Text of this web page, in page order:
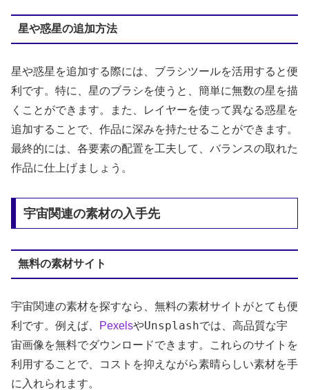
星や惑星の追加方法
星や惑星を追加する際には、ブラシツールを活用すると便
利です。特に、星のブラシを使うと、簡単に無数の星を描
くことができます。また、レイヤーを使って異なる惑星を
追加することで、作品に深みを持たせることができます。
最終的には、各要素の配置を工夫して、バランスの取れた
作品に仕上げましょう。
宇宙関連の素材の入手先
無料の素材サイト
宇宙関連の素材を探すなら、無料の素材サイトがとても便
利です。例えば、
PexelsやUnsplashでは、高品質な宇
宙画像を無料でダウンロードできます。これらのサイトを
利用することで、コストを抑えながら素晴らしい素材を手
に入れられます。